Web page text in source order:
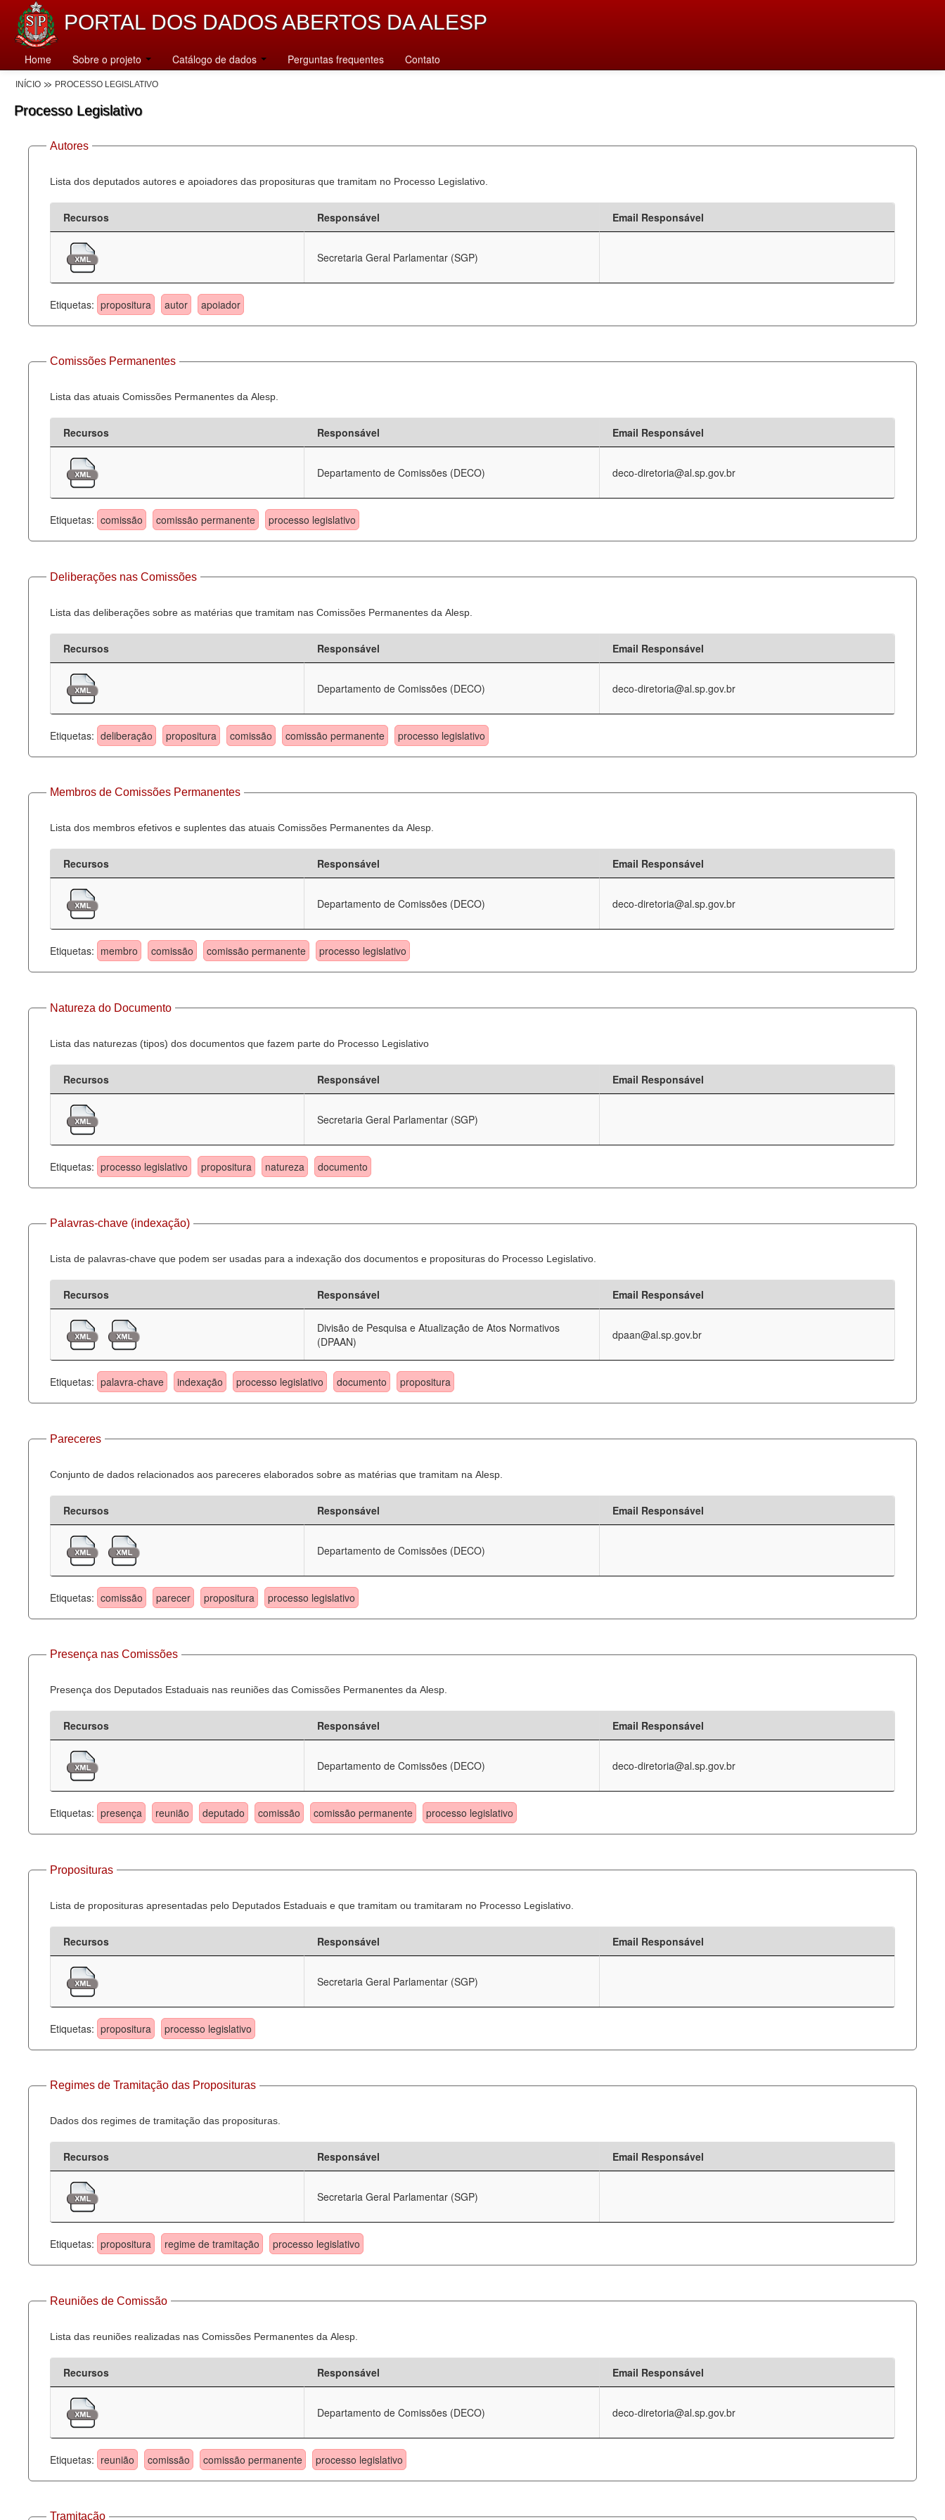
PORTAL DOS DADOS ABERTOS DA ALESP
Home Sobre o projeto Catálogo de dados Perguntas frequentes Contato
INÍCIO PROCESSO LEGISLATIVO
Processo Legislativo
Autores
Lista dos deputados autores e apoiadores das proposituras que tramitam no Processo Legislativo.
Recursos Responsável Email Responsável
Secretaria Geral Parlamentar (SGP)
Etiquetas: propositura autor apoiador
Comissões Permanentes
Lista das atuais Comissões Permanentes da Alesp.
Recursos Responsável Email Responsável
Departamento de Comissões (DECO) deco-diretoria@al.sp.gov.br
Etiquetas: comissão comissão permanente processo legislativo
Deliberações nas Comissões
Lista das deliberações sobre as matérias que tramitam nas Comissões Permanentes da Alesp.
Recursos Responsável Email Responsável
Departamento de Comissões (DECO) deco-diretoria@al.sp.gov.br
Etiquetas: deliberação propositura comissão comissão permanente processo legislativo
Membros de Comissões Permanentes
Lista dos membros efetivos e suplentes das atuais Comissões Permanentes da Alesp.
Recursos Responsável Email Responsável
Departamento de Comissões (DECO) deco-diretoria@al.sp.gov.br
Etiquetas: membro comissão comissão permanente processo legislativo
Natureza do Documento
Lista das naturezas (tipos) dos documentos que fazem parte do Processo Legislativo
Recursos Responsável Email Responsável
Secretaria Geral Parlamentar (SGP)
Etiquetas: processo legislativo propositura natureza documento
Palavras-chave (indexação)
Lista de palavras-chave que podem ser usadas para a indexação dos documentos e proposituras do Processo Legislativo.
Recursos Responsável Email Responsável
Divisão de Pesquisa e Atualização de Atos Normativos
(DPAAN)
dpaan@al.sp.gov.br
Etiquetas: palavra-chave indexação processo legislativo documento propositura
Pareceres
Conjunto de dados relacionados aos pareceres elaborados sobre as matérias que tramitam na Alesp.
Recursos Responsável Email Responsável
Departamento de Comissões (DECO)
Etiquetas: comissão parecer propositura processo legislativo
Presença nas Comissões
Presença dos Deputados Estaduais nas reuniões das Comissões Permanentes da Alesp.
Recursos Responsável Email Responsável
Departamento de Comissões (DECO) deco-diretoria@al.sp.gov.br
Etiquetas: presença reunião deputado comissão comissão permanente processo legislativo
Proposituras
Lista de proposituras apresentadas pelo Deputados Estaduais e que tramitam ou tramitaram no Processo Legislativo.
Recursos Responsável Email Responsável
Secretaria Geral Parlamentar (SGP)
Etiquetas: propositura processo legislativo
Regimes de Tramitação das Proposituras
Dados dos regimes de tramitação das proposituras.
Recursos Responsável Email Responsável
Secretaria Geral Parlamentar (SGP)
Etiquetas: propositura regime de tramitação processo legislativo
Reuniões de Comissão
Lista das reuniões realizadas nas Comissões Permanentes da Alesp.
Recursos Responsável Email Responsável
Departamento de Comissões (DECO) deco-diretoria@al.sp.gov.br
Etiquetas: reunião comissão comissão permanente processo legislativo
Tramitação